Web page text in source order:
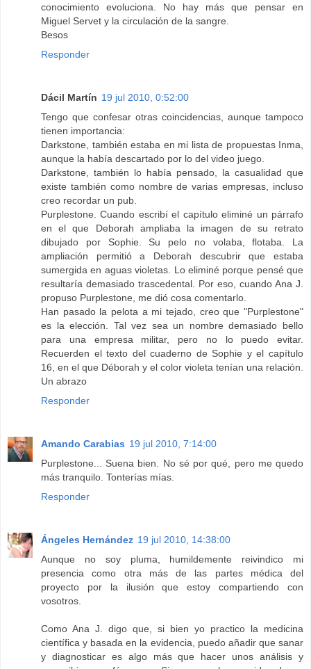
conocimiento evoluciona. No hay más que pensar en
Miguel Servet y la circulación de la sangre.
Besos
Responder
Dácil Martín 19 jul 2010, 0:52:00
Tengo que confesar otras coincidencias, aunque tampoco
tienen importancia:
Darkstone, también estaba en mi lista de propuestas Inma,
aunque la había descartado por lo del video juego.
Darkstone, también lo había pensado, la casualidad que
existe también como nombre de varias empresas, incluso
creo recordar un pub.
Purplestone. Cuando escribí el capítulo eliminé un párrafo
en el que Deborah ampliaba la imagen de su retrato
dibujado por Sophie. Su pelo no volaba, flotaba. La
ampliación permitió a Deborah descubrir que estaba
sumergida en aguas violetas. Lo eliminé porque pensé que
resultaría demasiado trascedental. Por eso, cuando Ana J.
propuso Purplestone, me dió cosa comentarlo.
Han pasado la pelota a mi tejado, creo que "Purplestone"
es la elección. Tal vez sea un nombre demasiado bello
para una empresa militar, pero no lo puedo evitar.
Recuerden el texto del cuaderno de Sophie y el capítulo
16, en el que Déborah y el color violeta tenían una relación.
Un abrazo
Responder
Amando Carabias 19 jul 2010, 7:14:00
Purplestone... Suena bien. No sé por qué, pero me quedo
más tranquilo. Tonterías mías.
Responder
Ángeles Hernández 19 jul 2010, 14:38:00
Aunque no soy pluma, humildemente reivindico mi
presencia como otra más de las partes médica del
proyecto por la ilusión que estoy compartiendo con
vosotros.
Como Ana J. digo que, si bien yo practico la medicina
científica y basada en la evidencia, puedo añadir que sanar
y diagnosticar es algo más que hacer unos análisis y